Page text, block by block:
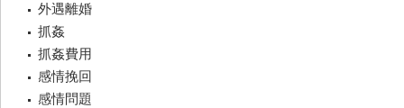
外遇離婚
抓姦
抓姦費用
感情挽回
感情問題